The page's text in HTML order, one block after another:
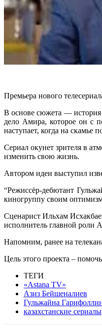
Премьера нового
В основе сюжета — история
дело Амира, которое он с
наступает, когда на скамье
Сериал окунет зрителя в
изменить свою жизнь.
Автором идеи выступил
“Режиссёр-дебютант
киногруппу своим
Сценарист Ильхам
исполнитель главной роли
Напомним, ранее на
Цель этого проекта –
ТЕГИ
«Astana TV»
Азиз Бейшеналиев
Гульжайна
казахстанские сериалы